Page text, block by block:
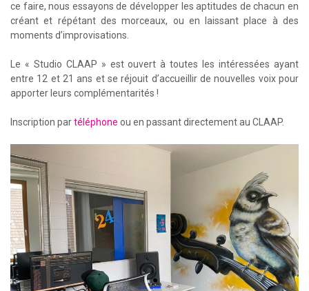
ce faire, nous essayons de développer les aptitudes de chacun en
créant et répétant des morceaux, ou en laissant place à des
moments d’improvisations.
Le « Studio CLAAP » est ouvert à toutes les intéressées ayant
entre 12 et 21 ans et se réjouit d’accueillir de nouvelles voix pour
apporter leurs complémentarités !
Inscription partéléphone ou en passant directement au CLAAP.